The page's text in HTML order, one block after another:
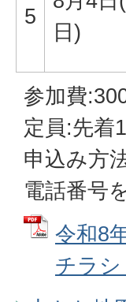
5
日)
参加費
定員:先着
申込み方
電話番号
令和8
チラ